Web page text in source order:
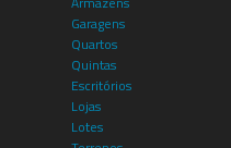
Garagens
Quartos
Quintas
Escritórios
Lojas
Lotes